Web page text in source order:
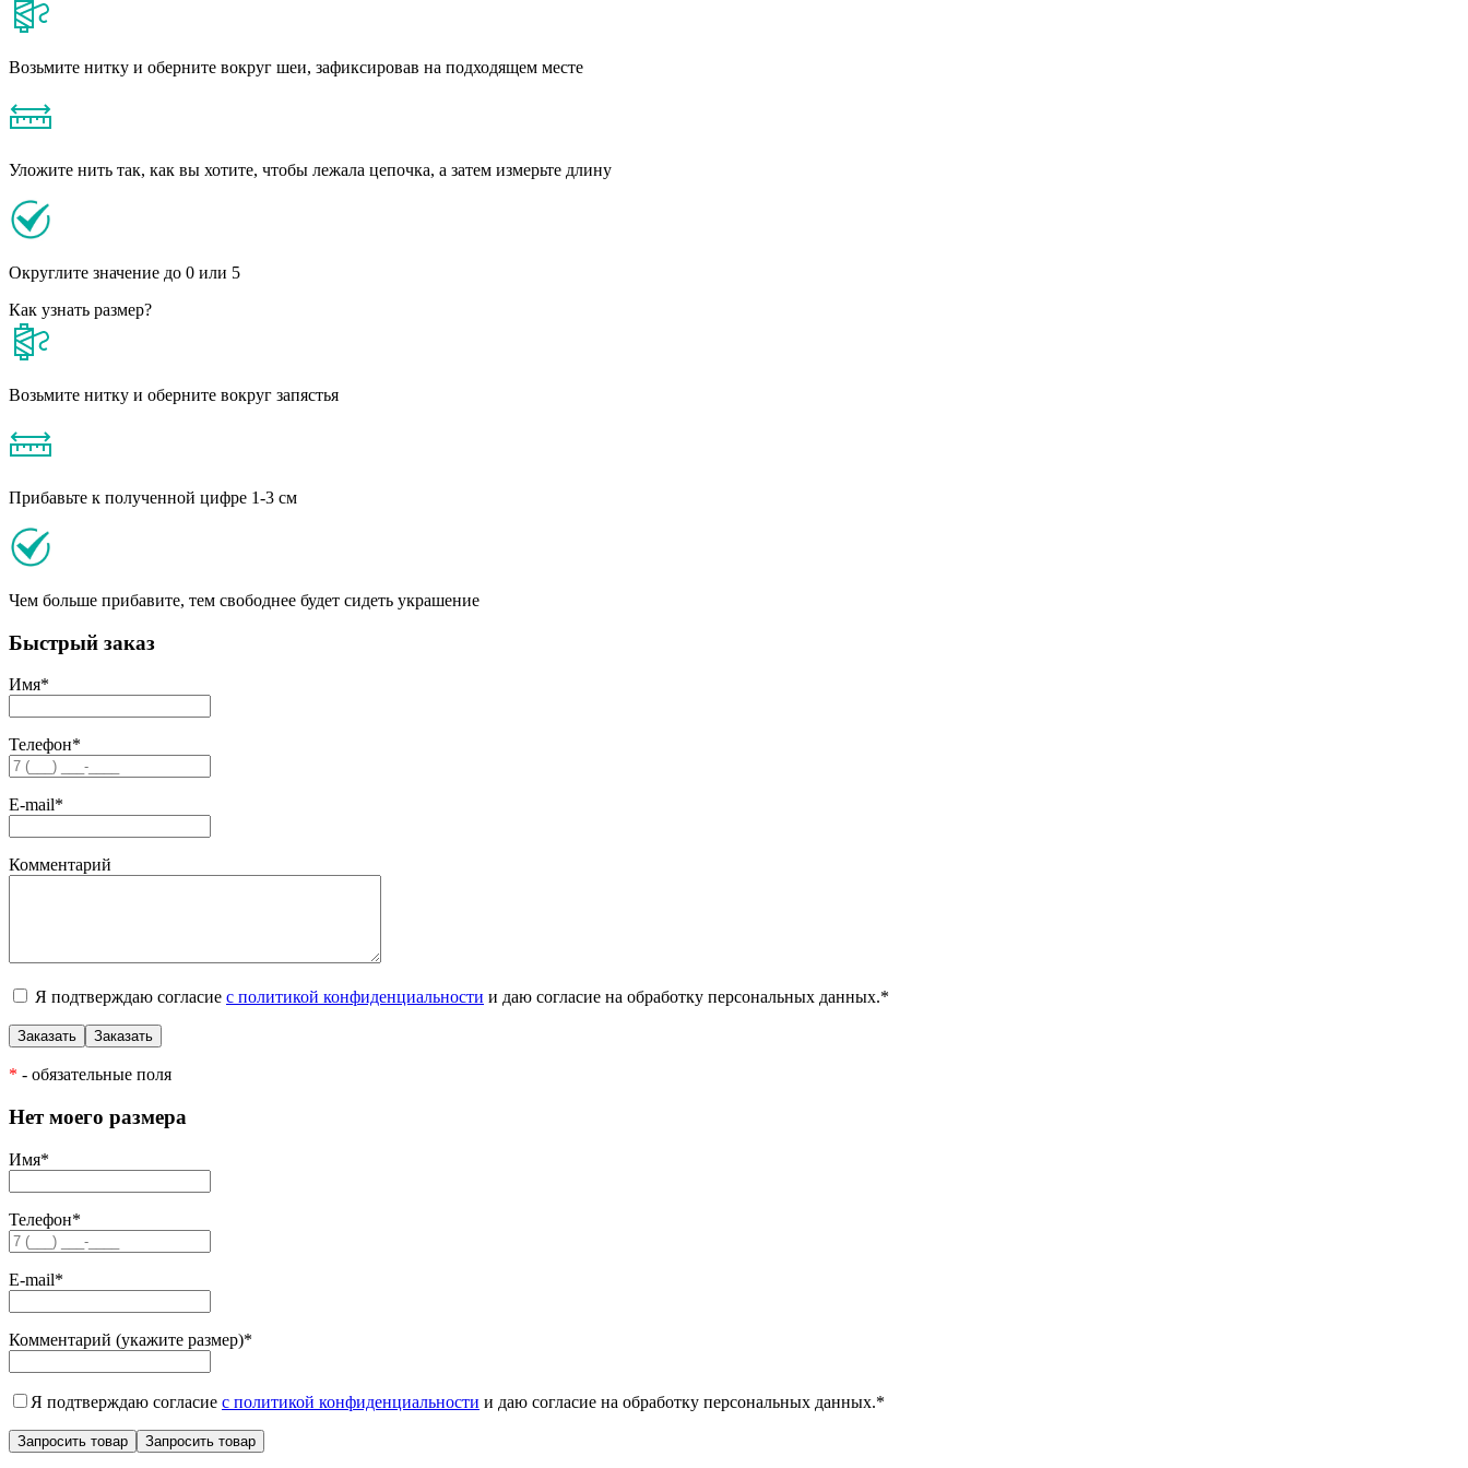
Возьмите нитку и оберните вокруг шеи, зафиксировав на подходящем месте
Уложите нить так, как вы хотите, чтобы лежала цепочка, а затем измерьте длину
Округлите значение до 0 или 5
Как узнать размер?
Возьмите нитку и оберните вокруг запястья
Прибавьте к полученной цифре 1-3 см
Чем больше прибавите, тем свободнее будет сидеть украшение
Быстрый заказ
Имя*
Телефон*
E-mail*
Комментарий
Я подтверждаю согласие с политикой конфиденциальности и даю согласие на обработку персональных данных.*
* - обязательные поля
Нет моего размера
Имя*
Телефон*
E-mail*
Комментарий (укажите размер)*
Я подтверждаю согласие с политикой конфиденциальности и даю согласие на обработку персональных данных.*